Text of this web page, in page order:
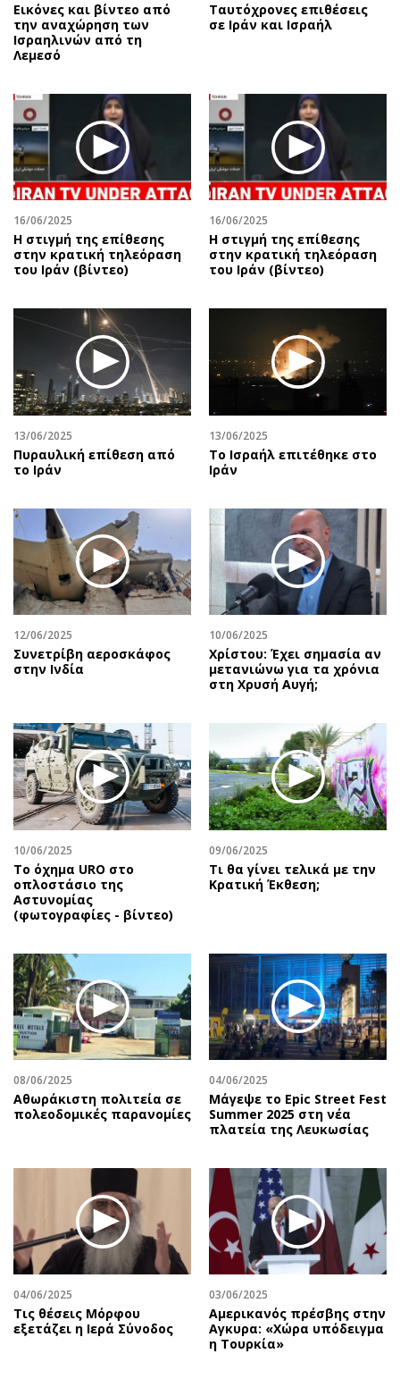
Εικόνες και βίντεο από
την αναχώρηση των
Ισραηλινών από τη
Λεμεσό
Ταυτόχρονες επιθέσεις
σε Ιράν και Ισραήλ
16/06/2025
Η στιγμή της επίθεσης
στην κρατική τηλεόραση
του Ιράν (βίντεο)
16/06/2025
Η στιγμή της επίθεσης
στην κρατική τηλεόραση
του Ιράν (βίντεο)
13/06/2025
Πυραυλική επίθεση από
το Ιράν
13/06/2025
To Ισραήλ επιτέθηκε στο
Ιράν
12/06/2025
Συνετρίβη αεροσκάφος
στην Ινδία
10/06/2025
Χρίστου: Έχει σημασία αν
μετανιώνω για τα χρόνια
στη Χρυσή Αυγή;
10/06/2025
Το όχημα URO στο
οπλοστάσιο της
Αστυνομίας
(φωτογραφίες - βίντεο)
09/06/2025
Τι θα γίνει τελικά με την
Κρατική Έκθεση;
08/06/2025
Αθωράκιστη πολιτεία σε
πολεοδομικές παρανομίες
04/06/2025
Μάγεψε το Epic Street Fest
Summer 2025 στη νέα
πλατεία της Λευκωσίας
04/06/2025
Τις θέσεις Μόρφου
εξετάζει η Ιερά Σύνοδος
03/06/2025
Αμερικανός πρέσβης στην
Αγκυρα: «Χώρα υπόδειγμα
η Τουρκία»